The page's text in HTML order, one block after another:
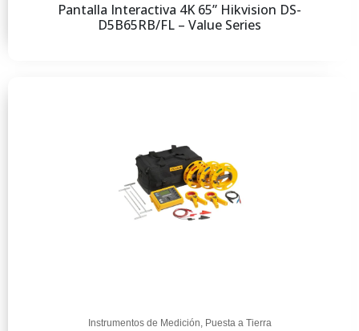
Pantalla Interactiva 4K 65” Hikvision DS-
D5B65RB/FL – Value Series
Instrumentos de Medición, Puesta a Tierra